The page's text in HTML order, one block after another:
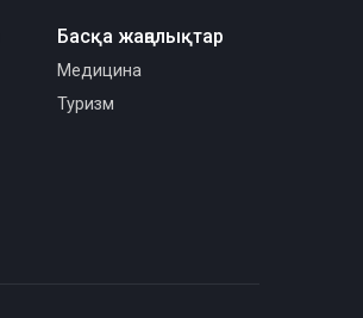
Басқа жаңалықтар
Медицина
Туризм